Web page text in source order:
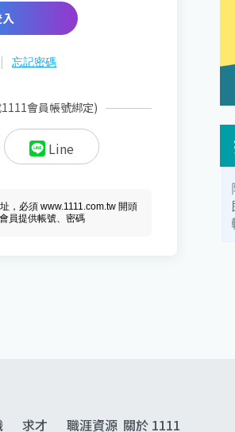
| 忘記密碼
會員帳號綁定)
Line
，必須 www.1111.com.tw 開頭
員提供帳號、密碼
求才 職涯資源 關於 1111